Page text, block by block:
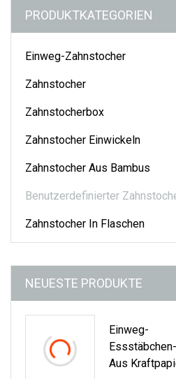
PRODUKTKATEGORIEN
Einweg-Zahnstocher
Zahnstocher
Zahnstocherbox
Zahnstocher Einwickeln
Zahnstocher Aus Bambus
Benutzerdefinierter
Zahnstocher In Flaschen
NEUESTE PRODUKTE
Einweg-
Aus